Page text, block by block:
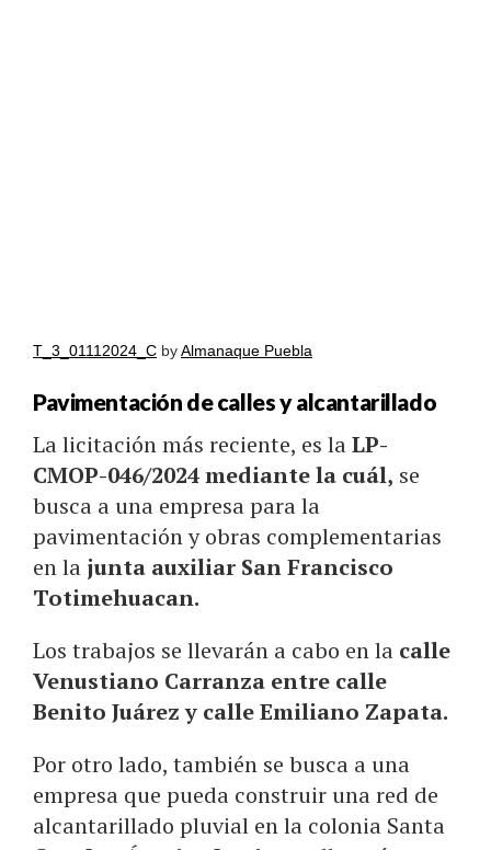
T_3_01112024_C byAlmanaque Puebla
Pavimentación de calles y alcantarillado
La licitación más reciente, es laLP-
CMOP-046/2024 mediante la cuál, se
busca a una empresa para la
pavimentación y obras complementarias
en la junta auxiliar San Francisco
Totimehuacan.
Los trabajos se llevarán a cabo en la calle
Venustiano Carranza entre calle
Benito Juárez y calle Emiliano Zapata.
Por otro lado, también se busca a una
empresa que pueda construir una red de
alcantarillado pluvial en la colonia Santa